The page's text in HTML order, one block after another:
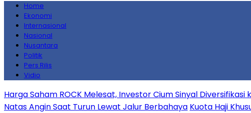
Home
Ekonomi
Internasional
Nasional
Nusantara
Politik
Pers Rilis
Vidio
Harga Saham ROCK Melesat, Investor Cium Sinyal Diversifikasi
Natas Angin Saat Turun Lewat Jalur Berbahaya Kuota Haji